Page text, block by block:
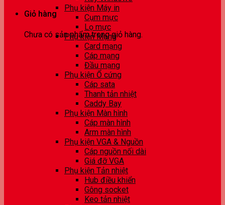
Giỏ hàng
Chưa có sản phẩm trong giỏ hàng.
Phụ kiện Máy in
Cụm mực
Lọ mực
Phụ kiện Mạng
Card mạng
Cáp mạng
Đầu mạng
Phụ kiện Ổ cứng
Cáp sata
Thanh tản nhiệt
Caddy Bay
Phụ kiện Màn hình
Cáp màn hình
Arm màn hình
Phụ kiện VGA & Nguồn
Cáp nguồn nối dài
Giá đỡ VGA
Phụ kiện Tản nhiệt
Hub điều khiển
Gông socket
Keo tản nhiệt